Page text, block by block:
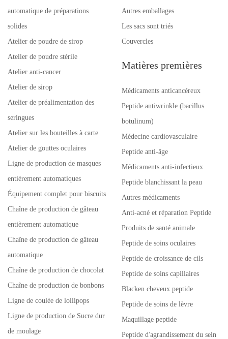
automatique de préparations
solides
Atelier de poudre de sirop
Atelier de poudre stérile
Atelier anti-cancer
Atelier de sirop
Atelier de préalimentation des
seringues
Atelier sur les bouteilles à carte
Atelier de gouttes oculaires
Ligne de production de masques
entièrement automatiques
Équipement complet pour biscuits
Chaîne de production de gâteau
entièrement automatique
Chaîne de production de gâteau
automatique
Chaîne de production de chocolat
Chaîne de production de bonbons
Ligne de coulée de lollipops
Ligne de production de Sucre dur
de moulage
Autres emballages
Les sacs sont triés
Couvercles
Matières premières
Médicaments anticancéreux
Peptide antiwrinkle (bacillus
botulinum)
Médecine cardiovasculaire
Peptide anti-âge
Médicaments anti-infectieux
Peptide blanchissant la peau
Autres médicaments
Anti-acné et réparation Peptide
Produits de santé animale
Peptide de soins oculaires
Peptide de croissance de cils
Peptide de soins capillaires
Blacken cheveux peptide
Peptide de soins de lèvre
Maquillage peptide
Peptide d'agrandissement du sein